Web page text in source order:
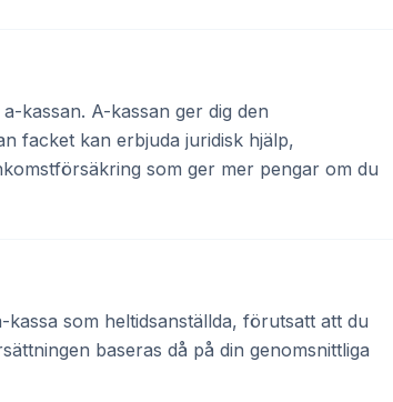
kassan. A-kassan ger dig den
facket kan erbjuda juridisk hjälp,
som ger mer pengar om du
som heltidsanställda, förutsatt att du
baseras då på din genomsnittliga